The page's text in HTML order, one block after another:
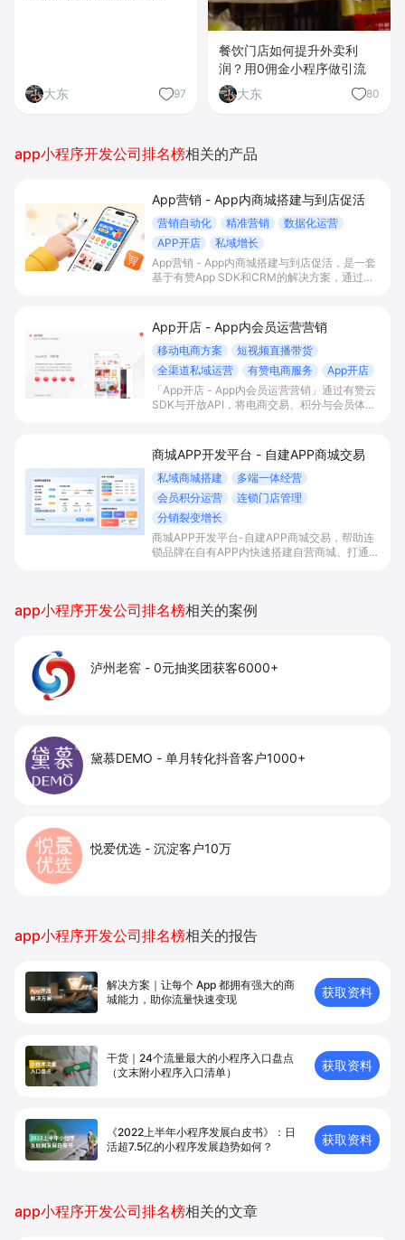
大东 97
餐饮门店如何提升外卖利
润？用0佣金小程序做引流
大东
80
app小程序开发公司排名榜相关的产品
App营销 - App内商城搭建与到店促活
营销自动化 精准营销
数据化运营
APP开店
私域增长
App营销 - App内商城搭建与到店促活，是一套
基于有赞App SDK和CRM的解决方案，通过在
线上线下运营，提升到店率、复购率和整体
GMV。
App开店 - App内会员运营营销
移动电商方案
短视频直播带货
全渠道私域运营
有赞电商服务
App开店
「App开店 - App内会员运营营销」通过有赞云
SDK与开放API，将电商交易、积分与会员体系
提升变现效率与私域复购率。
商城APP开发平台 - 自建APP商城交易
私域商城搭建
多端一体经营
会员积分运营
连锁门店管理
分销裂变增长
商城APP开发平台-自建APP商城交易，帮助连
锁品牌在自有APP内快速搭建自营商城、打通多
app小程序开发公司排名榜相关的案例
泸州老窖 - 0元抽奖团获客6000+
黛慕DEMO - 单月转化抖音客户1000+
悦爱优选 - 沉淀客户10万
app小程序开发公司排名榜相关的报告
解决方案｜让每个 App 都拥有强⼤的商
城能⼒，助你流量快速变现
获取资料
干货｜24个流量最大的小程序入口盘点
（文末附小程序入口清单）
获取资料
《2022上半年小程序发展白皮书》：日
活超7.5亿的小程序发展趋势如何？
获取资料
app小程序开发公司排名榜相关的文章